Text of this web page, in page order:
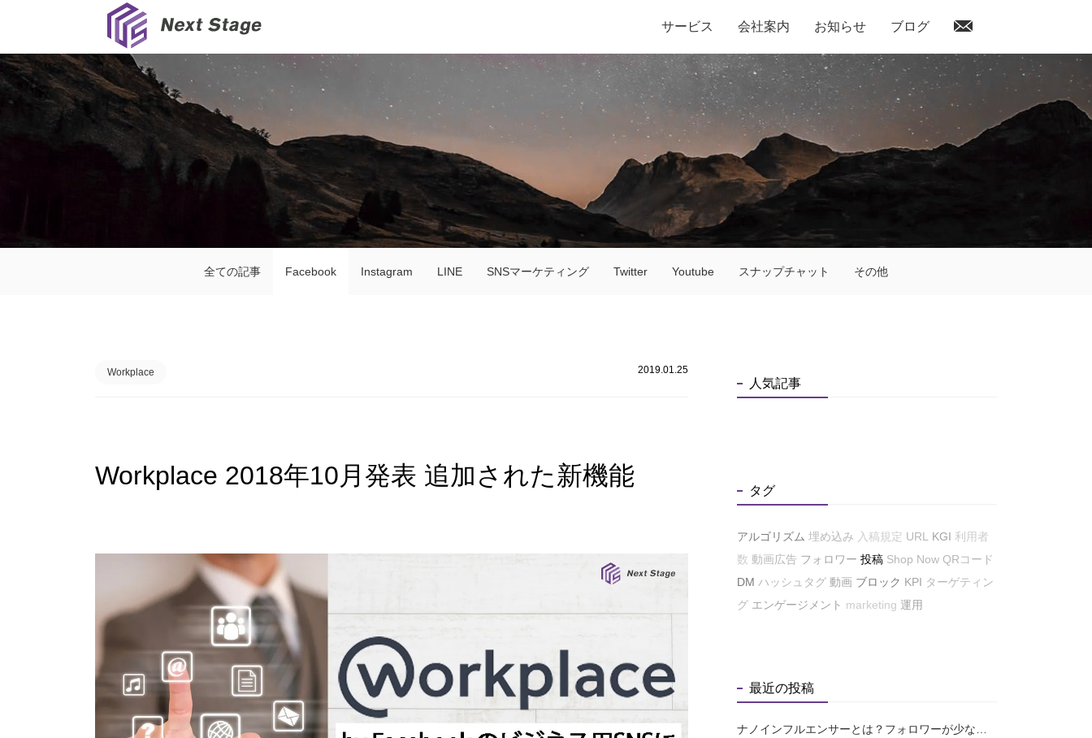
サービス 会社案内 お知らせ ブログ
全ての記事 Facebook Instagram LINE SNSマーケティング Twitter Youtube スナップチャット その他
Workplace 2019.01.25
Workplace 2018年10月発表 追加された新機能
人気記事
タグ
アルゴリズム 埋め込み 入稿規定 URL KGI 利用者
数 動画広告 フォロワー 投稿 Shop Now QRコード
DM ハッシュタグ 動画 ブロック KPI ターゲティン
グ エンゲージメント marketing 運用
最近の投稿